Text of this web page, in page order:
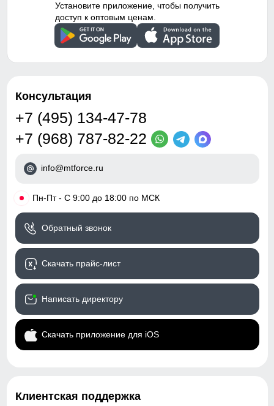
Установите приложение, чтобы получить
доступ к оптовым ценам.
Консультация
+7 (495) 134-47-78
+7 (968) 787-82-22
info@mtforce.ru
• Пн-Пт - С 9:00 до 18:00 по МСК
Обратный звонок
Скачать прайс-лист
Написать директору
Скачать приложение для iOS
Клиентская поддержка